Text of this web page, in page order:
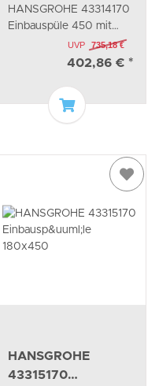
Einbauspüle 450 mit
Abtropffläche
HANSGROHE 43314170
Einbauspüle 450 mit
AbtropfflächeUVP 735,18 €
402,86 € *
In den
HANSGROHE
43315170